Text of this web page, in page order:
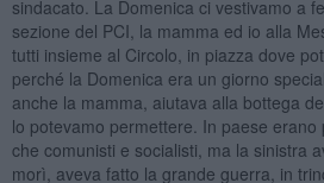
sindacato. La Domenica ci vestivamo a
sezione del PCI, la mamma ed io alla
tutti insieme al Circolo, in piazza dove
perché la Domenica era un giorno
anche la mamma, aiutava alla bottega
lo potevamo permettere. In paese erano
che comunisti e socialisti, ma la sinistra
morì, aveva fatto la grande guerra, in